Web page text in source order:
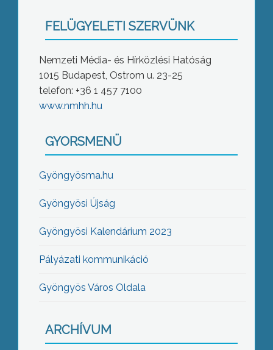
FELÜGYELETI SZERVÜNK
Nemzeti Média- és Hírközlési Hatóság
1015 Budapest, Ostrom u. 23-25
telefon: +36 1 457 7100
www.nmhh.hu
GYORSMENÜ
Gyöngyösma.hu
Gyöngyösi Újság
Gyöngyösi Kalendárium 2023
Pályázati kommunikáció
Gyöngyös Város Oldala
ARCHÍVUM